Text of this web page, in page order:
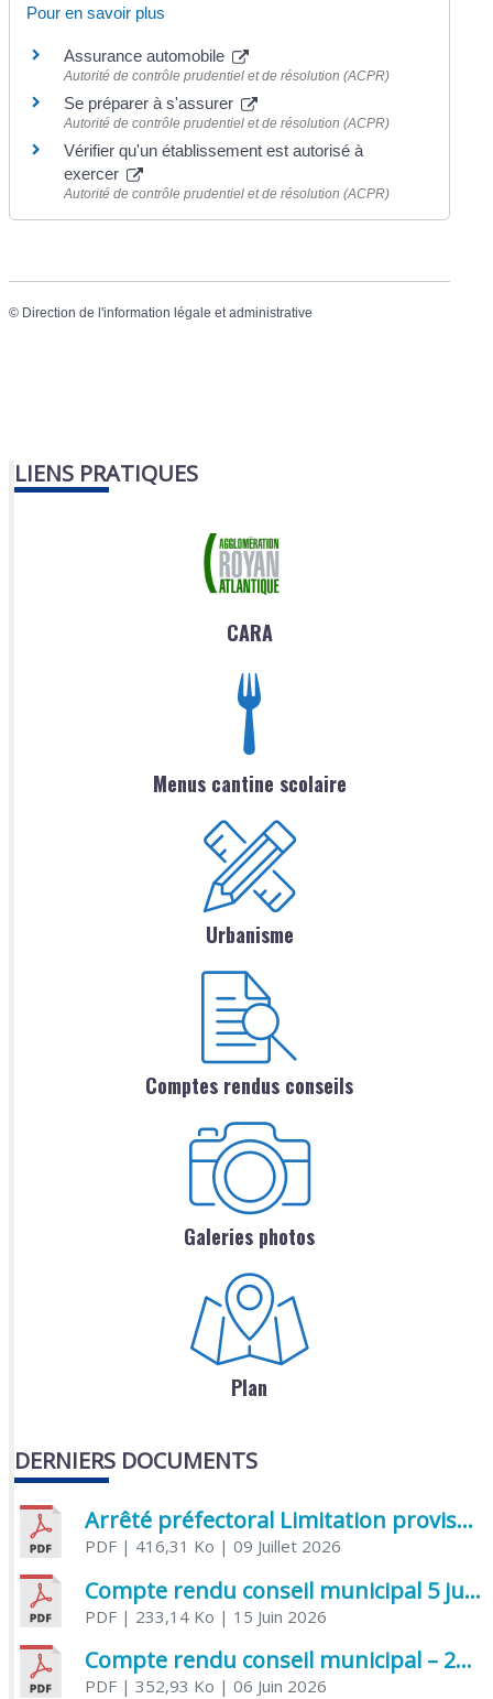
Pour en savoir plus
Assurance automobile
Autorité de contrôle prudentiel et de résolution (ACPR)
Se préparer à s'assurer
Autorité de contrôle prudentiel et de résolution (ACPR)
Vérifier qu'un établissement est autorisé à
exercer
Autorité de contrôle prudentiel et de résolution (ACPR)
© Direction de l'information légale et administrative
LIENS PRATIQUES
CARA
Menus cantine scolaire
Urbanisme
Comptes rendus conseils
Galeries photos
Plan
DERNIERS DOCUMENTS
Arrêté préfectoral Limitation provisoire des usages de l’eau
PDF| 416,31 Ko | 09 Juillet 2026
Compte rendu conseil municipal 5 juin 2026 sénatoriale
PDF| 233,14 Ko | 15 Juin 2026
Compte rendu conseil municipal – 21 avril 2026
PDF| 352,93 Ko | 06 Juin 2026